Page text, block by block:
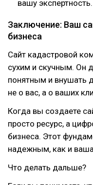
вашу экспертность.
Заключение: Ваш
бизнеса
Сайт кадастровой
сухим и скучным. Он
понятным и внушать
не о вас, а о ваших
Когда вы создаете
просто ресурс, а
бизнеса. Этот
надежным, как и
Что делать дальше?